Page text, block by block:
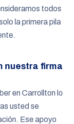
todos
la primera pila
nuestra firma
en Carrollton lo
usted se
Ese apoyo